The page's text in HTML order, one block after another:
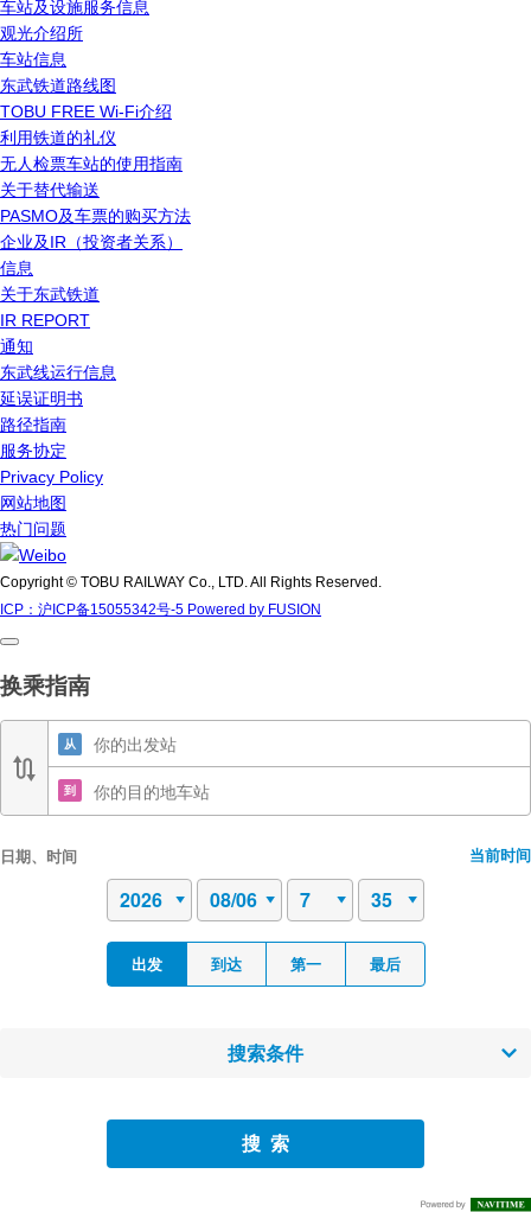
车站及设施服务信息
观光介绍所
车站信息
东武铁道路线图
TOBU FREE Wi-Fi介绍
利用铁道的礼仪
无人检票车站的使用指南
关于替代输送
PASMO及车票的购买方法
企业及IR（投资者关系）
信息
关于东武铁道
IR REPORT
通知
东武线运行信息
延误证明书
路径指南
服务协定
Privacy Policy
网站地图
热门问题
Copyright © TOBU RAILWAY Co., LTD. All Rights Reserved.
ICP：沪ICP备15055342号-5 Powered by FUSION
换乘指南
从
到
日期、时间 当前时间
出发 到达 第一 最后
搜索条件
搜索